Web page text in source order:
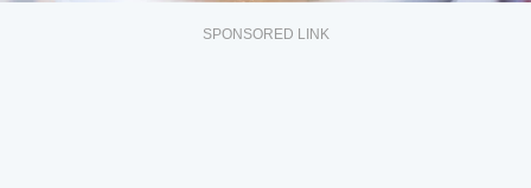
SPONSORED LINK